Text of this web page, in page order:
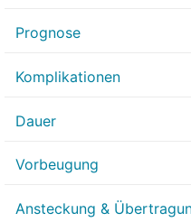
Prognose
Komplikationen
Dauer
Vorbeugung
Ansteckung &